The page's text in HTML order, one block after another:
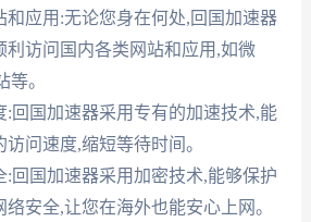
和应用:无论您身在何处,回国加速器
利访问国内各类网站和应用,如微
等。
:回国加速器采用专有的加速技术,能
问速度,缩短等待时间。
:回国加速器采用加密技术,能够保护
安全,让您在海外也能安心上网。